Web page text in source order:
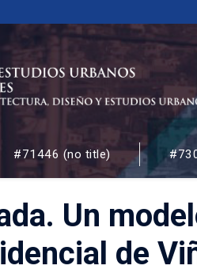
URBANOS
Y ESTUDIOS URBANOS
#71446 (no title)
Un
de